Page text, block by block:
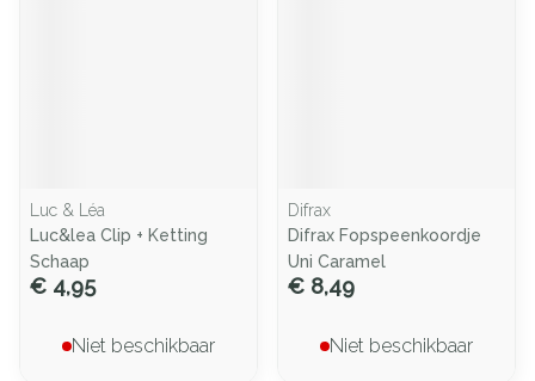
Luc & Léa
Luc&lea Clip + Ketting
Schaap
€ 4,95
Niet beschikbaar
Difrax
Difrax Fopspeenkoordje
Uni Caramel
€ 8,49
Niet beschikbaar